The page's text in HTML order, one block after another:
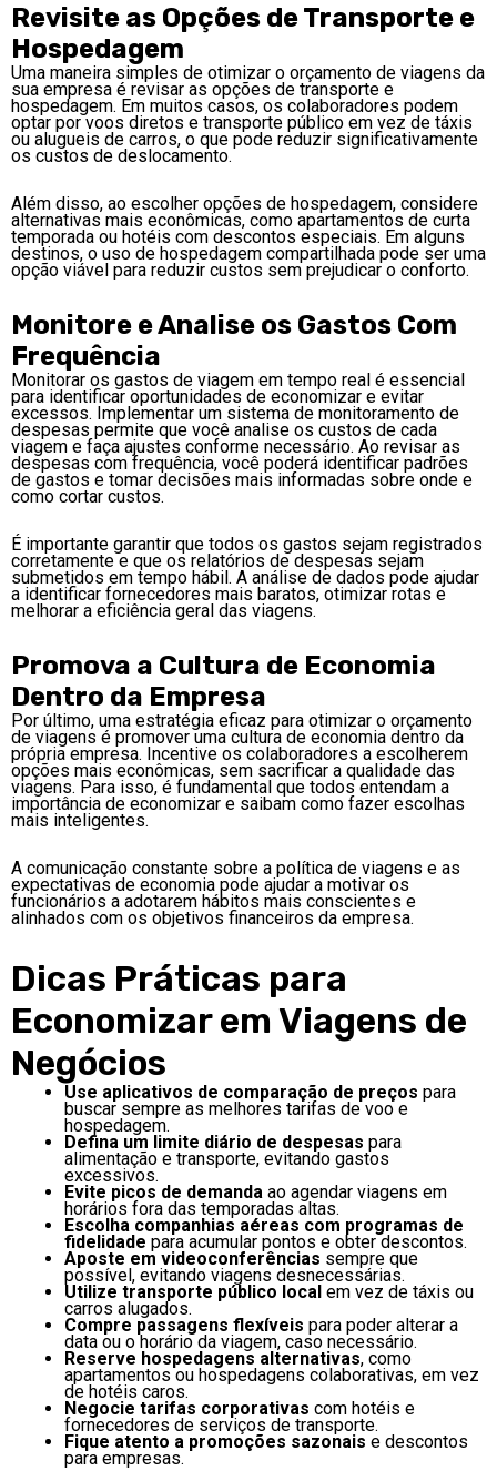
Revisite as Opções de Transporte e
Hospedagem
Uma maneira simples de otimizar o orçamento de viagens da
sua empresa é revisar as opções de transporte e
hospedagem. Em muitos casos, os colaboradores podem
optar por voos diretos e transporte público em vez de táxis
ou alugueis de carros, o que pode reduzir significativamente
os custos de deslocamento.
Além disso, ao escolher opções de hospedagem, considere
alternativas mais econômicas, como apartamentos de curta
temporada ou hotéis com descontos especiais. Em alguns
destinos, o uso de hospedagem compartilhada pode ser uma
opção viável para reduzir custos sem prejudicar o conforto.
Monitore e Analise os Gastos Com
Frequência
Monitorar os gastos de viagem em tempo real é essencial
para identificar oportunidades de economizar e evitar
excessos. Implementar um sistema de monitoramento de
despesas permite que você analise os custos de cada
viagem e faça ajustes conforme necessário. Ao revisar as
despesas com frequência, você poderá identificar padrões
de gastos e tomar decisões mais informadas sobre onde e
como cortar custos.
É importante garantir que todos os gastos sejam registrados
corretamente e que os relatórios de despesas sejam
submetidos em tempo hábil. A análise de dados pode ajudar
a identificar fornecedores mais baratos, otimizar rotas e
melhorar a eficiência geral das viagens.
Promova a Cultura de Economia
Dentro da Empresa
Por último, uma estratégia eficaz para otimizar o orçamento
de viagens é promover uma cultura de economia dentro da
própria empresa. Incentive os colaboradores a escolherem
opções mais econômicas, sem sacrificar a qualidade das
viagens. Para isso, é fundamental que todos entendam a
importância de economizar e saibam como fazer escolhas
mais inteligentes.
A comunicação constante sobre a política de viagens e as
expectativas de economia pode ajudar a motivar os
funcionários a adotarem hábitos mais conscientes e
alinhados com os objetivos financeiros da empresa.
Dicas Práticas para
Economizar em Viagens de
Negócios
Use aplicativos de comparação de preços para
buscar sempre as melhores tarifas de voo e
hospedagem.
Defina um limite diário de despesas para
alimentação e transporte, evitando gastos
excessivos.
Evite picos de demanda ao agendar viagens em
horários fora das temporadas altas.
Escolha companhias aéreas com programas de
fidelidade para acumular pontos e obter descontos.
Aposte em videoconferências sempre que
possível, evitando viagens desnecessárias.
Utilize transporte público local em vez de táxis ou
carros alugados.
Compre passagens flexíveis para poder alterar a
data ou o horário da viagem, caso necessário.
Reserve hospedagens alternativas, como
apartamentos ou hospedagens colaborativas, em vez
de hotéis caros.
Negocie tarifas corporativas com hotéis e
fornecedores de serviços de transporte.
Fique atento a promoções sazonais e descontos
para empresas.